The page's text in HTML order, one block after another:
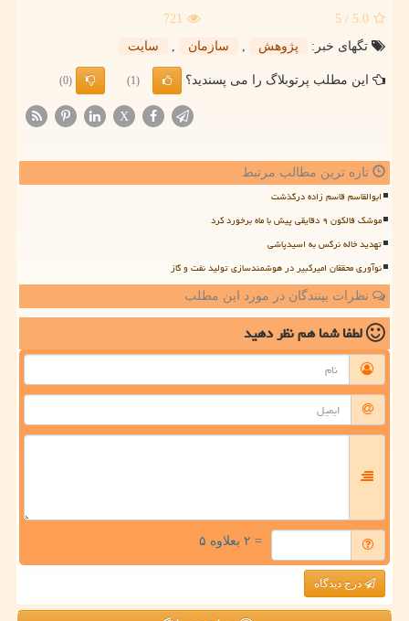
5.0
/ 5
721
تگهای خبر:
پژوهش , سازمان , سایت
این مطلب پرتوبلاگ را می پسندید؟ (1)
(0)
X
تازه ترین مطالب مرتبط
ابوالقاسم قاسم زاده درگذشت
موشک فالکون ۹ دقایقی پیش با ماه برخورد کرد
تهدید خاله نرگس به اسیدپاشی
نوآوری محققان امیرکبیر در هوشمندسازی تولید نفت و گاز
نظرات بینندگان در مورد این مطلب
لطفا شما همنظر دهید
= ۲ بعلاوه ۵
درج دیدگاه